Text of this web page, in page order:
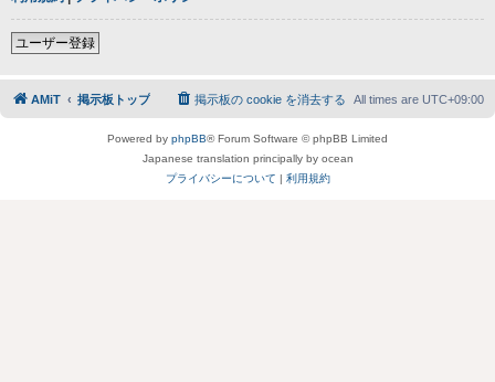
ユーザー登録
AMiT 掲示板トップ All times are UTC+09:00
掲示板の cookie を消去する
Powered by phpBB® Forum Software © phpBB Limited
Japanese translation principally by ocean
プライバシーについて | 利用規約